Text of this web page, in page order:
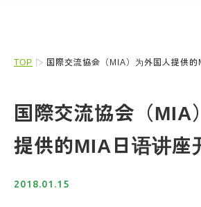
TOP 国際交流協会（MIA）为外国人提供
国際交流協会（MIA
提供的MIA日语讲座
2018.01.15